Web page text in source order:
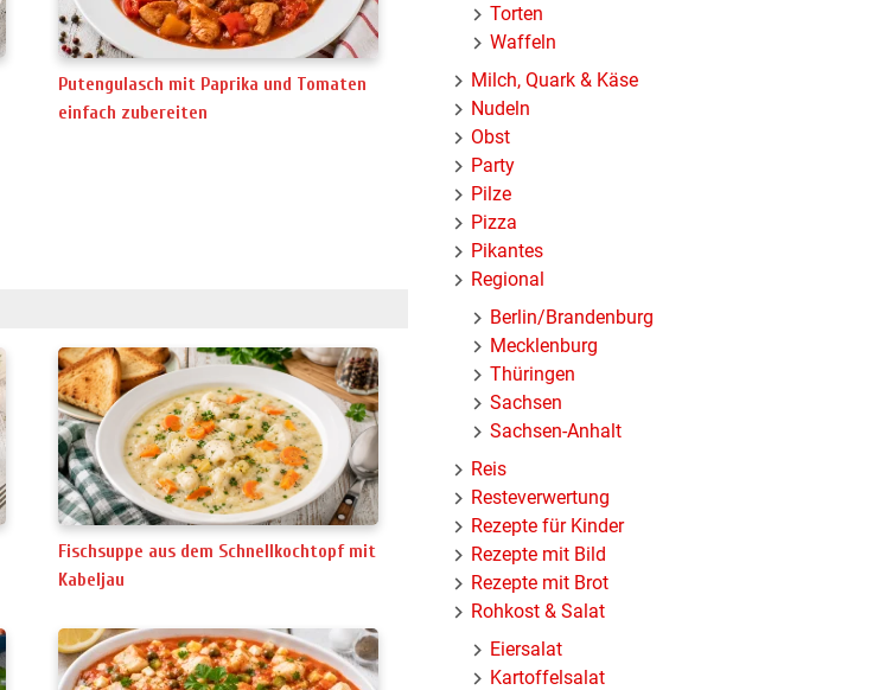
Putengulasch mit Paprika und Tomaten
einfach zubereiten
Fischsuppe aus dem Schnellkochtopf mit
Kabeljau
Torten
Waffeln
Milch, Quark & Käse
Nudeln
Obst
Party
Pilze
Pizza
Pikantes
Regional
Berlin/Brandenburg
Mecklenburg
Thüringen
Sachsen
Sachsen-Anhalt
Reis
Resteverwertung
Rezepte für Kinder
Rezepte mit Bild
Rezepte mit Brot
Rohkost & Salat
Eiersalat
Kartoffelsalat